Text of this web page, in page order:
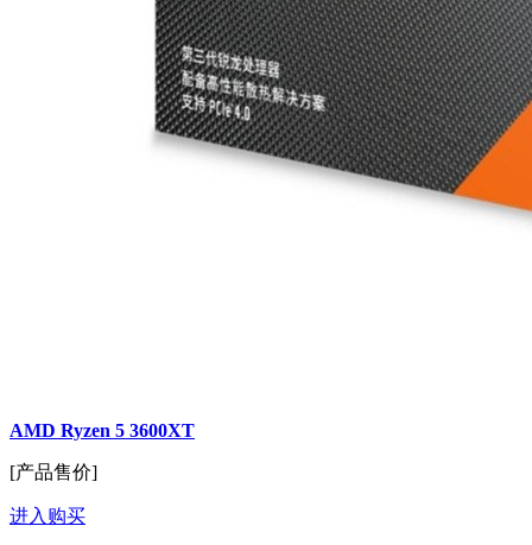
AMD Ryzen 5 3600XT
[产品售价]
进入购买